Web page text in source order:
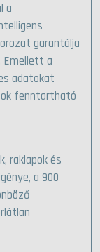
a
garantálja
a
adatokat
fenntartható
raklapok és
a 900